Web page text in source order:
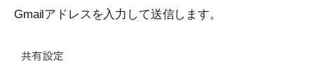
Gmailアドレスを入力して送信します。